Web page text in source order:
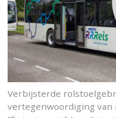
Verbijsterde
vertegenwoordiging